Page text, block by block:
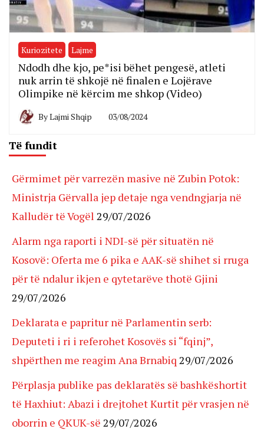
Kuriozitete Lajme
Ndodh dhe kjo, pe*isi bëhet pengesë, atleti
nuk arrin të shkojë në finalen e Lojërave
Olimpike në kërcim me shkop (Video)
ByLajmi Shqip 03/08/2024
Të fundit
Gërmimet për varrezën masive në Zubin Potok:
Ministrja Gërvalla jep detaje nga vendngjarja në
Kalludër të Vogël 29/07/2026
Alarm nga raporti i NDI-së për situatën në
Kosovë: Oferta me 6 pika e AAK-së shihet si rruga
për të ndalur ikjen e qytetarëve thotë Gjini
29/07/2026
Deklarata e papritur në Parlamentin serb:
Deputeti i ri i referohet Kosovës si “fqinj”,
shpërthen me reagim Ana Brnabiq 29/07/2026
Përplasja publike pas deklaratës së bashkëshortit
të Haxhiut: Abazi i drejtohet Kurtit për vrasjen në
oborrin e QKUK-së 29/07/2026